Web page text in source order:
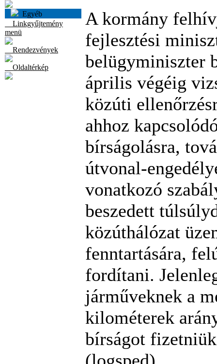
Egyéb
Linkgyűjtemény
menü
Rendezvények
Oldaltérkép
A kormány
fejlesztési
belügyminiszter
április végéig
közúti
ahhoz
bírságolásra,
útvonal-
vonatkozó
beszedett
közúthálózat
fenntartására,
fordítani.
járműveknek a
kilométerek
bírságot